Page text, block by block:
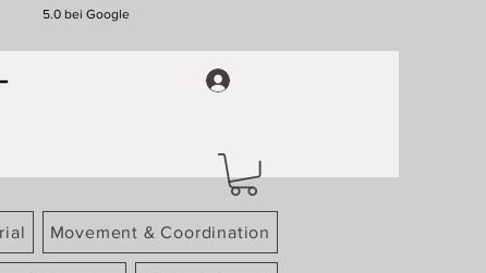
5.0 bei Google
Movement & Coordination